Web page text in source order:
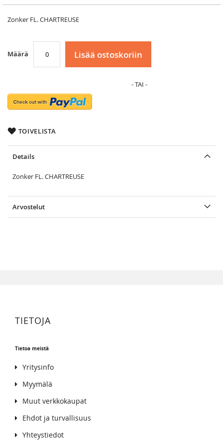
Zonker FL. CHARTREUSE
Määrä Lisää ostoskoriin
TOIVELISTA
images
gallery
Details
Zonker FL. CHARTREUSE
Arvostelut
TIETOJA
Tietoa meistä
Yritysinfo
Myymälä
Muut verkkokaupat
Ehdot ja turvallisuus
Yhteystiedot